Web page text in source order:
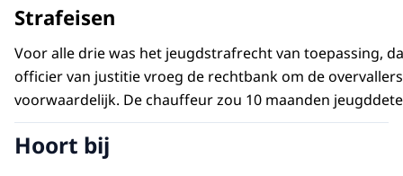
Strafeisen
Voor alle drie was het jeugdstrafrecht van toepassing,
officier van justitie vroeg de rechtbank om de
voorwaardelijk. De chauffeur zou 10 maanden
Hoort bij